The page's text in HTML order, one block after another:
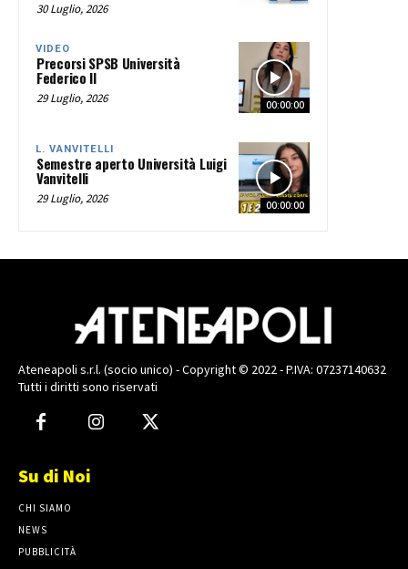
30 Luglio, 2026
00:00:00
VIDEO
Precorsi SPSB Università
Federico II
29 Luglio, 2026
00:00:00
L. VANVITELLI
Semestre aperto Università Luigi
Vanvitelli
29 Luglio, 2026
Ateneapoli s.r.l. (socio unico) - Copyright © 2022 - P.IVA: 07237140632
Tutti i diritti sono riservati
Su di Noi
CHI SIAMO
NEWS
PUBBLICITÀ